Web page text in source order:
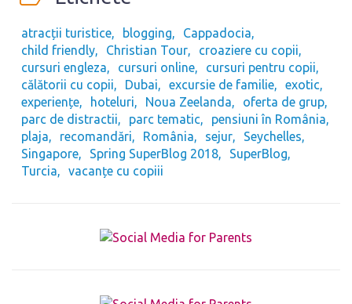
atracții turistice blogging
Cappadocia
child friendly
Christian Tour
croaziere cu copii
cursuri engleza
cursuri online
cursuri pentru copii
călătorii cu copii
Dubai excursie de familie
exotic
experiențe
hoteluri Noua Zeelanda
oferta de grup
parc de distractii
parc tematic
pensiuni în România
plaja
recomandări România sejur
Seychelles
Singapore
Spring SuperBlog 2018
SuperBlog
Turcia
vacanțe cu copiii